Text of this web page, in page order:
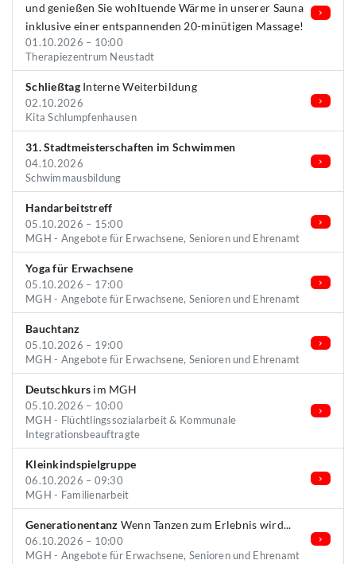
und genießen Sie wohltuende Wärme in unserer Sauna
inklusive einer entspannenden 20-minütigen Massage!
01.10.2026 – 10:00
Therapiezentrum Neustadt
SchließtagInterne Weiterbildung
02.10.2026
Kita Schlumpfenhausen
31. Stadtmeisterschaften im Schwimmen
04.10.2026
Schwimmausbildung
Handarbeitstreff
05.10.2026 – 15:00
MGH - Angebote für Erwachsene, Senioren und Ehrenamt
Yoga für Erwachsene
05.10.2026 – 17:00
MGH - Angebote für Erwachsene, Senioren und Ehrenamt
Bauchtanz
05.10.2026 – 19:00
MGH - Angebote für Erwachsene, Senioren und Ehrenamt
Deutschkurs im MGH
05.10.2026 – 10:00
MGH - Flüchtlingssozialarbeit & Kommunale
Integrationsbeauftragte
Kleinkindspielgruppe
06.10.2026 – 09:30
MGH - Familienarbeit
Generationentanz Wenn Tanzen zum Erlebnis wird...
06.10.2026 – 10:00
MGH - Angebote für Erwachsene, Senioren und Ehrenamt